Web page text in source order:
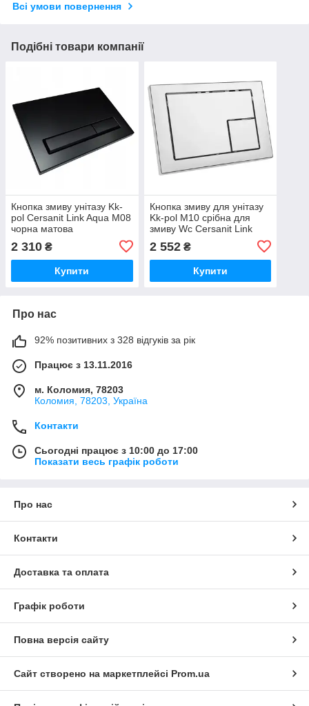
Всі умови повернення
Подібні товари компанії
Кнопка змиву унітазу Kk-
pol Cersanit Link Aqua M08
чорна матова
2 310 ₴
Купити
Кнопка змиву для унітазу
Kk-pol M10 срібна для
змиву Wc Cersanit Link
2 552₴
Купити
Про нас
92% позитивних з 328 відгуків за рік
Працює з 13.11.2016
м. Коломия, 78203
Коломия, 78203, Україна
Контакти
Сьогодні працює з 10:00 до 17:00
Показати весь графік роботи
Про нас
Контакти
Доставка та оплата
Графік роботи
Повна версія сайту
Сайт створено на маркетплейсі Prom.ua